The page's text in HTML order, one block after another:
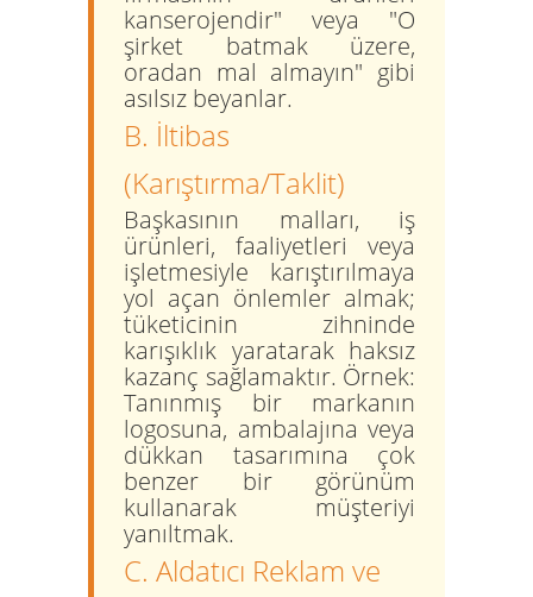
kanserojendir" veya "O
şirket batmak üzere,
oradan mal almayın" gibi
asılsız beyanlar.
B. İltibas
(Karıştırma/Taklit)
Başkasının malları, iş
ürünleri, faaliyetleri veya
işletmesiyle karıştırılmaya
yol açan önlemler almak;
tüketicinin zihninde
karışıklık yaratarak haksız
kazanç sağlamaktır. Örnek:
Tanınmış bir markanın
logosuna, ambalajına veya
dükkan tasarımına çok
benzer bir görünüm
kullanarak müşteriyi
yanıltmak.
C. Aldatıcı Reklam ve